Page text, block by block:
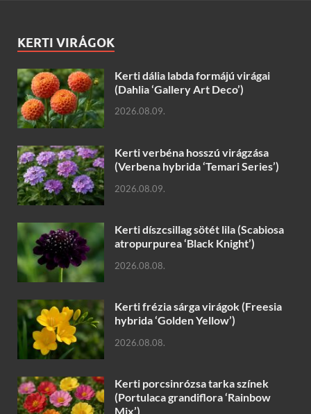
KERTI VIRÁGOK
Kerti dália labda formájú virágai
(Dahlia ‘Gallery Art Deco’)
2026.08.09.
Kerti verbéna hosszú virágzása
(Verbena hybrida ‘Temari Series’)
2026.08.09.
Kerti díszcsillag sötét lila (Scabiosa
atropurpurea ‘Black Knight’)
2026.08.08.
Kerti frézia sárga virágok (Freesia
hybrida ‘Golden Yellow’)
2026.08.08.
Kerti porcsinrózsa tarka színek
(Portulaca grandiflora ‘Rainbow
Mix’)